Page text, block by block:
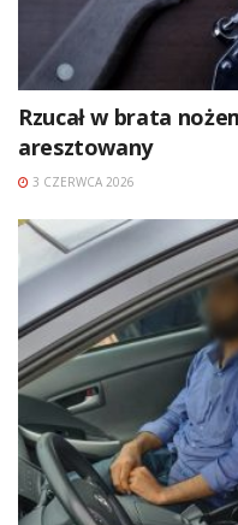
Rzucał w brata
aresztowany
3 CZERWCA 2026